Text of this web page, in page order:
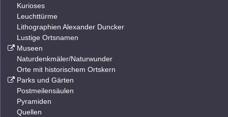
Kurioses
Leuchttürme
Lithographien Alexander Duncker
Lustige Ortsnamen
Museen
Naturdenkmäler/Naturwunder
Orte mit historischem Ortskern
Parks und Gärten
Postmeilensäulen
Pyramiden
Quellen